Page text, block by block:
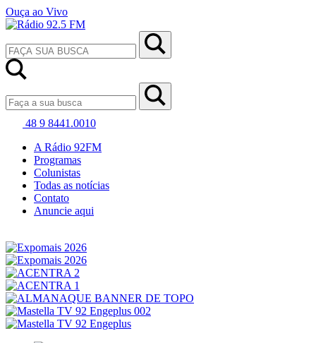
Ouça ao Vivo
48 9 8441.0010
A Rádio 92FM
Programas
Colunistas
Todas as notícias
Contato
Anuncie aqui